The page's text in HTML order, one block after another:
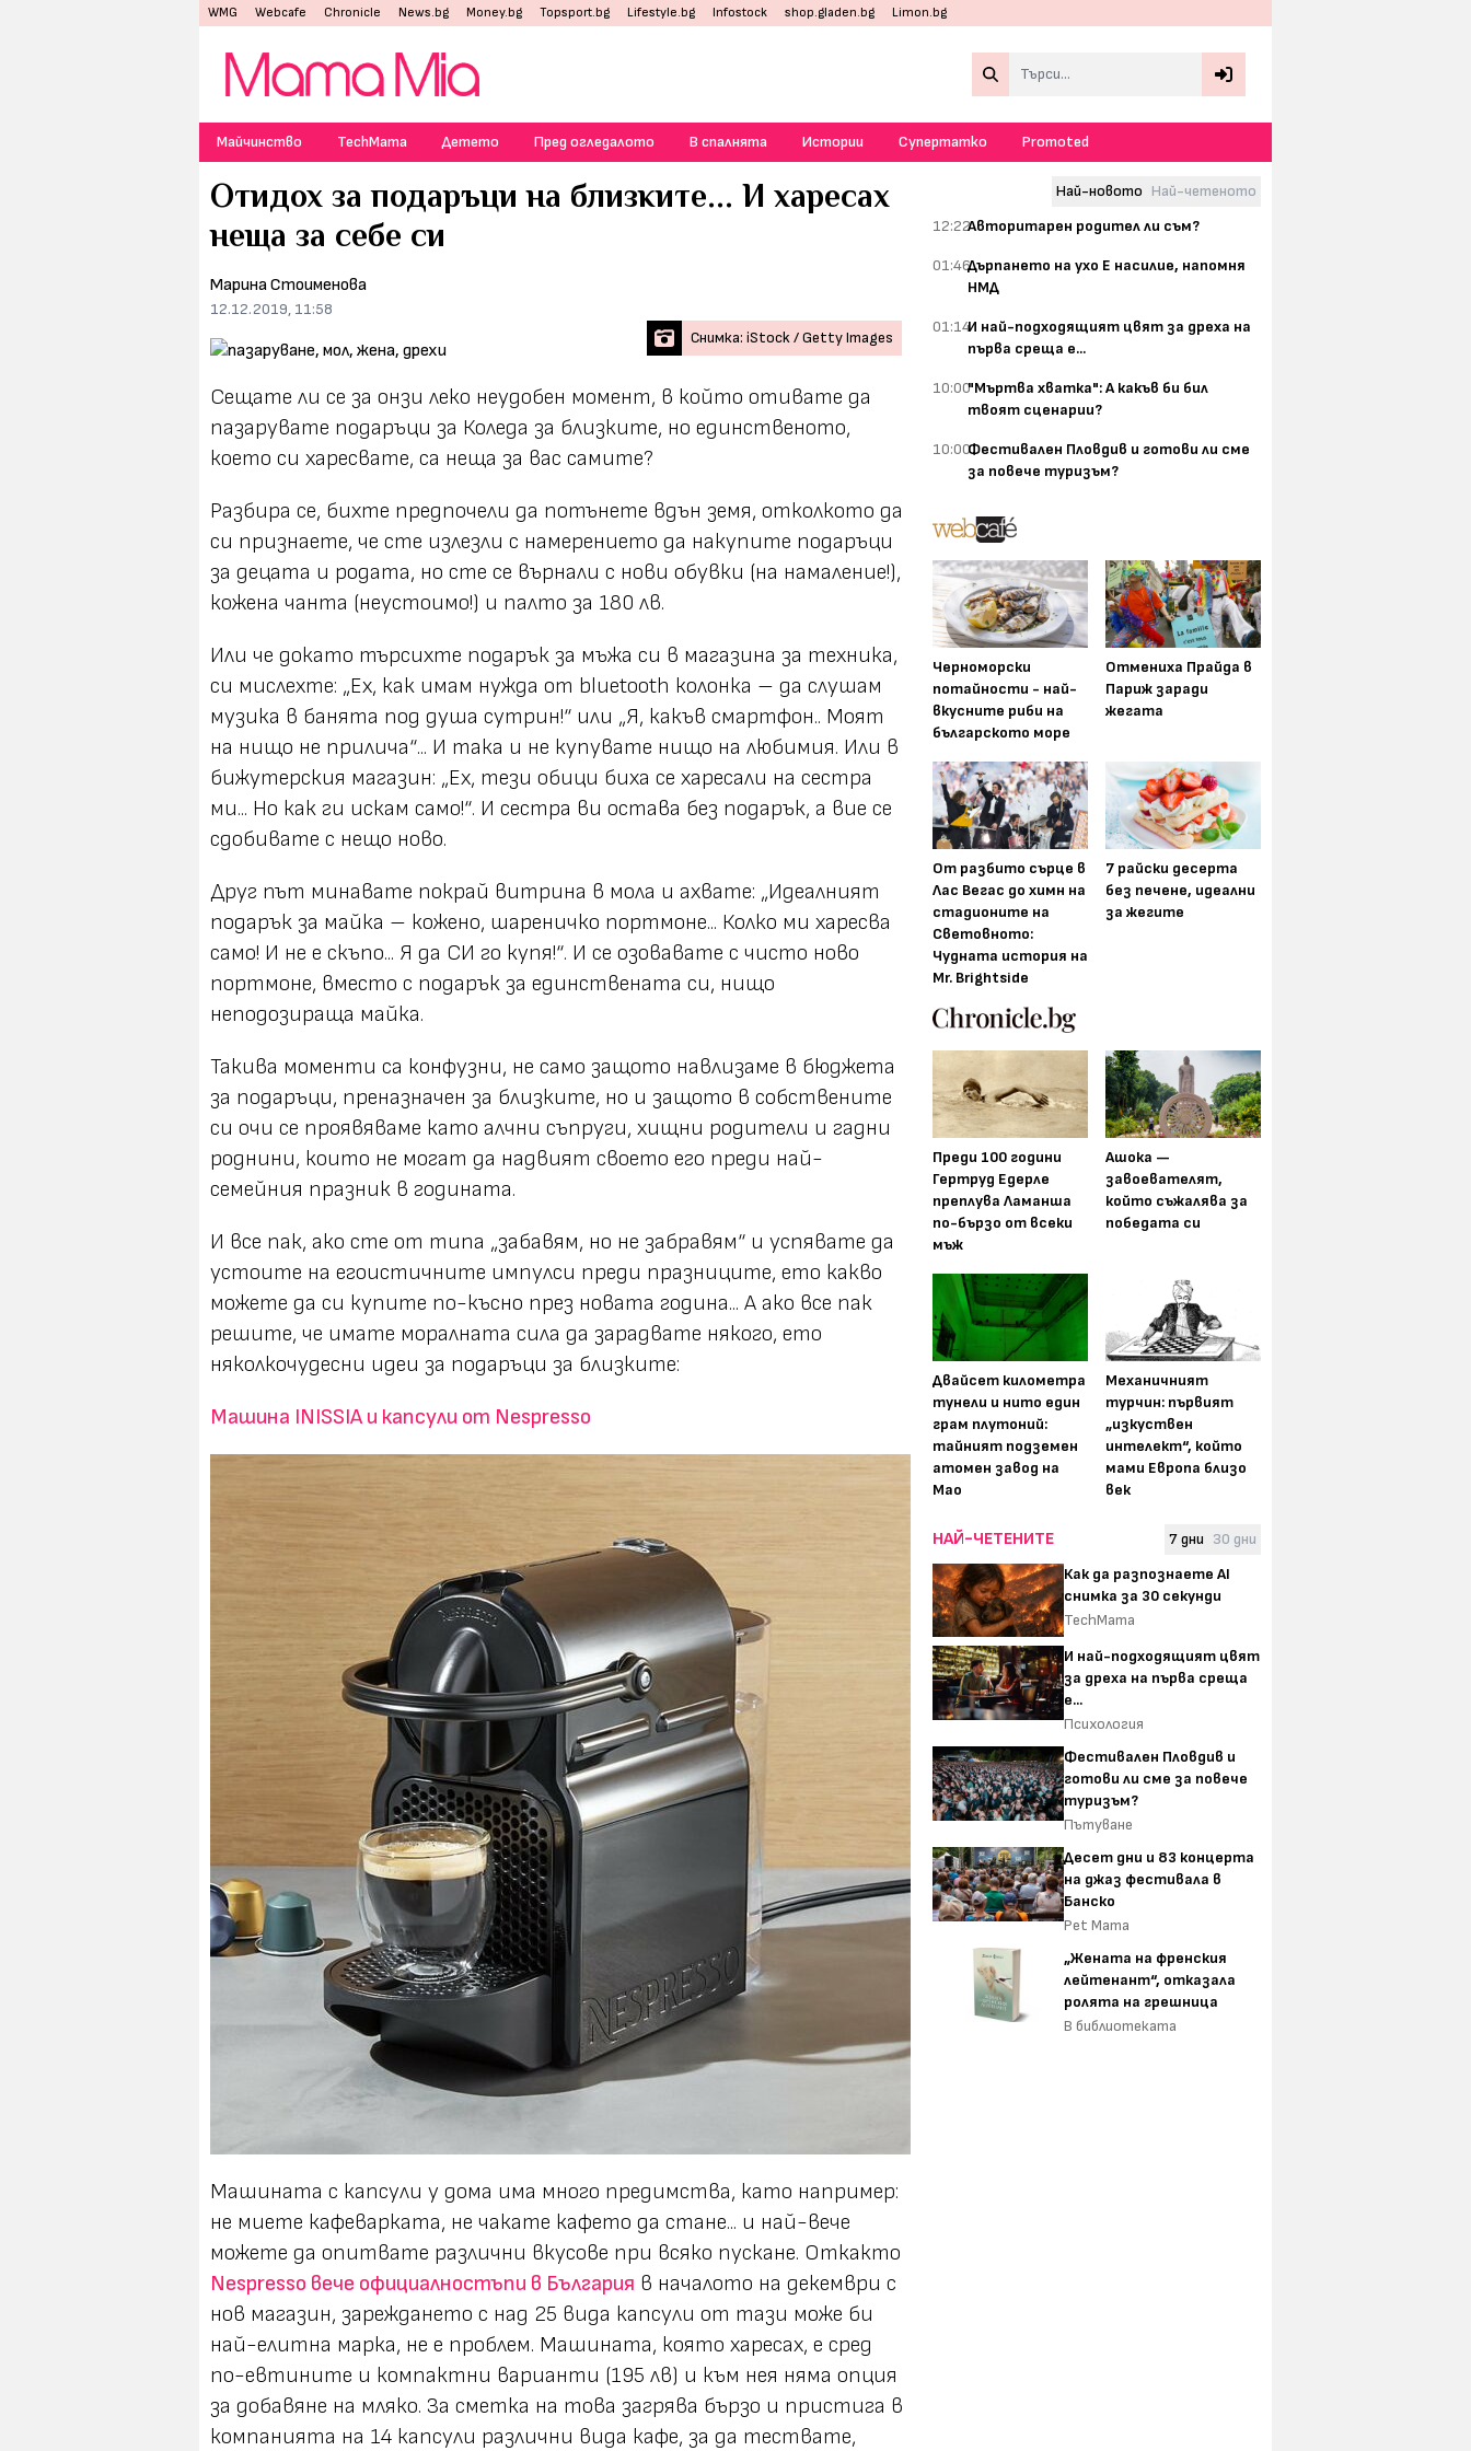
WMG Webcafe Chronicle News.bg Money.bg Topsport.bg Lifestyle.bg Infostock shop.gladen.bg Limon.bg
Майчинство TechMama Детето Пред огледалото В спалнята Истории Супертатко Promoted
Отидох за подаръци на близките... И харесах
неща за себе си
Марина Стоименова
12.12.2019, 11:58
Снимка: iStock / Getty Images
Сещате ли се за онзи леко неудобен момент, в който отивате да
пазарувате подаръци за Коледа за близките, но единственото,
което си харесвате, са неща за вас самите?
Разбира се, бихте предпочели да потънете вдън земя, отколкото да
си признаете, че сте излезли с намерението да накупите подаръци
за децата и родата, но сте се върнали с нови обувки (на намаление!),
кожена чанта (неустоимо!) и палто за 180 лв.
Или че докато търсихте подарък за мъжа си в магазина за техника,
си мислехте: „Ех, как имам нужда от bluetooth колонка – да слушам
музика в банята под душа сутрин!“ или „Я, какъв смартфон.. Моят
на нищо не прилича“... И така и не купувате нищо на любимия. Или в
бижутерския магазин: „Ех, тези обици биха се харесали на сестра
ми... Но как ги искам само!“. И сестра ви остава без подарък, а вие се
сдобивате с нещо ново.
Друг път минавате покрай витрина в мола и ахвате: „Идеалният
подарък за майка – кожено, шареничко портмоне... Колко ми харесва
само! И не е скъпо... Я да СИ го купя!“. И се озовавате с чисто ново
портмоне, вместо с подарък за единствената си, нищо
неподозираща майка.
Такива моменти са конфузни, не само защото навлизаме в бюджета
за подаръци, преназначен за близките, но и защото в собствените
си очи се проявяваме като алчни съпруги, хищни родители и гадни
роднини, които не могат да надвият своето его преди най-
семейния празник в годината.
И все пак, ако сте от типа „забавям, но не забравям“ и успявате да
устоите на егоистичните импулси преди празниците, ето какво
можете да си купите по-късно през новата година... А ако все пак
решите, че имате моралната сила да зарадвате някого, ето
няколкочудесни идеи за подаръци за близките:
Машина INISSIA и капсули от Nespresso
Машината с капсули у дома има много предимства, като например:
не миете кафеварката, не чакате кафето да стане... и най-вече
можете да опитвате различни вкусове при всяко пускане. Откакто
Nespresso вече официалностъпи в България в началото на декември с
нов магазин, зареждането с над 25 вида капсули от тази може би
най-елитна марка, не е проблем. Машината, която харесах, е сред
по-евтините и компактни варианти (195 лв) и към нея няма опция
за добавяне на мляко. За сметка на това загрява бързо и пристига в
компанията на 14 капсули различни вида кафе, за да тествате,
Най-новото Най-четеното
12:22Авторитарен родител ли съм?
01:46Дърпането на ухо Е насилие, напомня
НМД
01:14И най-подходящият цвят за дреха на
първа среща е...
10:00"Мъртва хватка": А какъв би бил
твоят сценарии?
10:00Фестивален Пловдив и готови ли сме
за повече туризъм?
Черноморски
потайности - най-
вкусните риби на
българското море
Отмениха Прайда в
Париж заради
жегата
От разбито сърце в
Лас Вегас до химн на
стадионите на
Световното:
Чудната история на
Mr. Brightside
7 райски десерта
без печене, идеални
за жегите
Преди 100 години
Гертруд Едерле
преплува Ламанша
по-бързо от всеки
мъж
Ашока —
завоевателят,
който съжалява за
победата си
Двайсет километра
тунели и нито един
грам плутоний:
тайният подземен
атомен завод на
Мао
Механичният
турчин: първият
„изкуствен
интелект“, който
мами Европа близо
век
НАЙ-ЧЕТЕНИТЕ 7 дни 30 дни
Как да разпознаете AI
снимка за 30 секунди
TechMama
И най-подходящият цвят
за дреха на първа среща
е...
Психология
Фестивален Пловдив и
готови ли сме за повече
туризъм?
Пътуване
Десет дни и 83 концерта
на джаз фестивала в
Банско
Pet Mama
„Жената на френския
лейтенант“, отказала
ролята на грешница
В библиотеката